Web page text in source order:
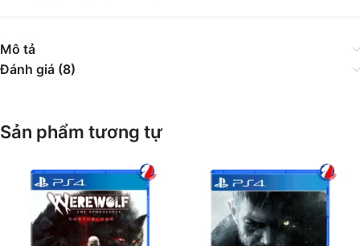
Mô tả
Đánh giá (8)
Sản phẩm tương tự